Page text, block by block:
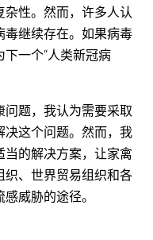
杂性。然而，许多人认
毒继续存在。如果病毒
一个“人类新冠病
问题，我认为需要采取
决这个问题。然而，我
当的解决方案，让家禽
织、世界贸易组织和各
威胁的途径。